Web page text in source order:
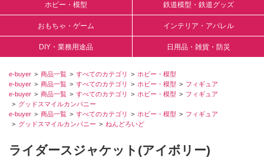
ホビー・模型 鉄道模型・鉄道グッズ
おもちゃ・ゲーム インテリア・アパレル
DIY・業務用途品 日用品・雑貨・防災
e-buyer 商品一覧 すべてのカテゴリ
ホビー・模型
e-buyer
商品一覧 すべてのカテゴリ ホビー・模型
フィギュア
e-buyer
商品一覧 すべてのカテゴリ ホビー・模型
フィギュア
グッドスマイルカンパニー
e-buyer
商品一覧 すべてのカテゴリ ホビー・模型
フィギュア
グッドスマイルカンパニー
ねんどろいど
ライダースジャケット(アイボリー)